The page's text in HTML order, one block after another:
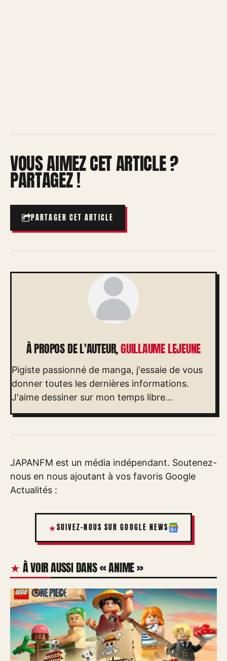
VOUS AIMEZ CET ARTICLE ?
PARTAGEZ !
PARTAGER CET ARTICLE
À PROPOS DE L'AUTEUR,GUILLAUME LEJEUNE
Pigiste passionné de manga, j'essaie de vous
donner toutes les dernières informations.
J'aime dessiner sur mon temps libre...
JAPANFM est un média indépendant. Soutenez-
nous en nous ajoutant à vos favoris Google
Actualités :
SUIVEZ-NOUS SUR GOOGLE NEWS
À VOIR AUSSI DANS « ANIME »